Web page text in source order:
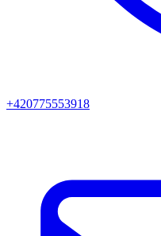
+420775553918